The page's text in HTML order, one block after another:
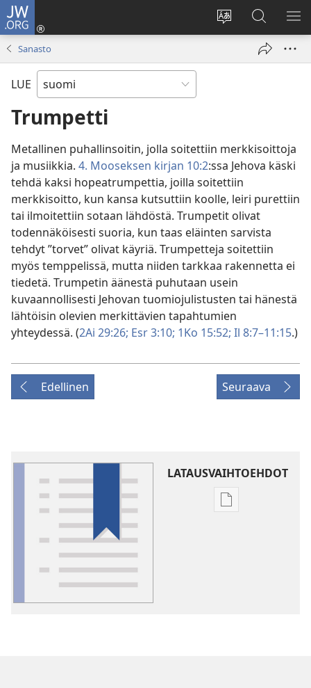
JW.ORG
Vaihda
sivuston
Kirjaudu
(avaa
Hae
JW.ORG-
sivustolta
Sanasto
LUE
Trumpetti
Metallinen puhallinsoitin, jolla soitettiin merkkisoittoja
ja musiikkia. 4. Mooseksen kirjan 10:2:ssa Jehova käski
tehdä kaksi hopeatrumpettia, joilla soitettiin
merkkisoitto, kun kansa kutsuttiin koolle, leiri purettiin
tai ilmoitettiin sotaan lähdöstä. Trumpetit olivat
todennäköisesti suoria, kun taas eläinten sarvista
tehdyt ”torvet” olivat käyriä. Trumpetteja soitettiin
myös temppelissä, mutta niiden tarkkaa rakennetta ei
tiedetä. Trumpetin äänestä puhutaan usein
kuvaannollisesti Jehovan tuomiojulistusten tai hänestä
lähtöisin olevien merkittävien tapahtumien
yhteydessä. (2Ai 29:26; Esr 3:10; 1Ko 15:52; Il 8:7–11:15.)
Edellinen Seuraava
LATAUSVAIHTOEHDOT
Julkaisujen